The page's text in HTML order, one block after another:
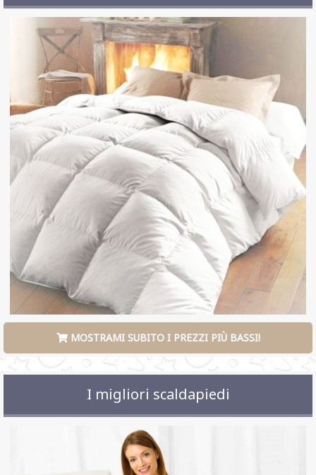
MOSTRAMI SUBITO I PREZZI PIÙ BASSI!
I migliori scaldapiedi